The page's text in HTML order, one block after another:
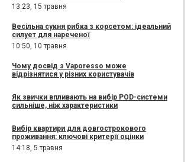
13:23, 15 травня
Весільна сукня рибка з корсетом: ідеальний
силует для нареченої
10:50, 10 травня
Чому досвід з Vaporesso може
відрізнятися у різних користувачів
Як звички впливають на вибір POD-системи
сильніше, ніж характеристики
Вибір квартири для довгострокового
проживання: ключові критерії оцінки
14:18, 5 травня